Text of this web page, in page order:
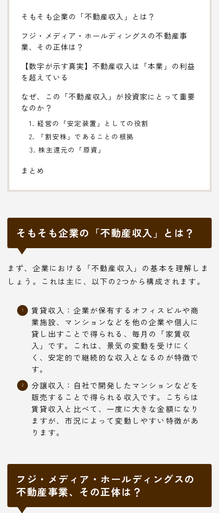
そもそも企業の「不動産収入」とは？
フジ・メディア・ホールディングスの不動産事
業、その正体は？
【数字が示す真実】不動産収入は「本業」の利益
を超えている
なぜ、この「不動産収入」が投資家にとって重要
なのか？
1. 経営の「安定装置」としての役割
2. 「割安株」であることの根拠
3. 株主還元の「原資」
まとめ
そもそも企業の「不動産収入」とは？
まず、企業における「不動産収入」の基本を理解しま
しょう。これは主に、以下の2つから構成されます。
賃貸収入：企業が保有するオフィスビルや商
業施設、マンションなどを他の企業や個人に
貸し出すことで得られる、毎月の「家賃収
入」です。これは、景気の変動を受けにく
く、安定的で継続的な収入となるのが特徴で
す。
分譲収入：自社で開発したマンションなどを
販売することで得られる収入です。こちらは
賃貸収入と比べて、一度に大きな金額になり
ますが、市況によって変動しやすい特徴があ
ります。
フジ・メディア・ホールディングスの
不動産事業、その正体は？